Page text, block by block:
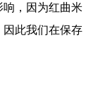
，因为红曲米
因此我们在保存